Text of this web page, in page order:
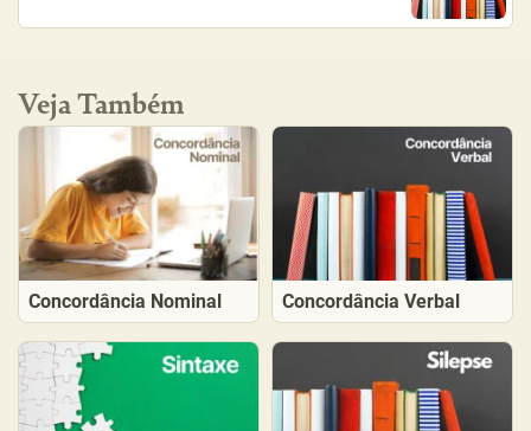
Veja Também
Concordância Nominal Concordância Verbal